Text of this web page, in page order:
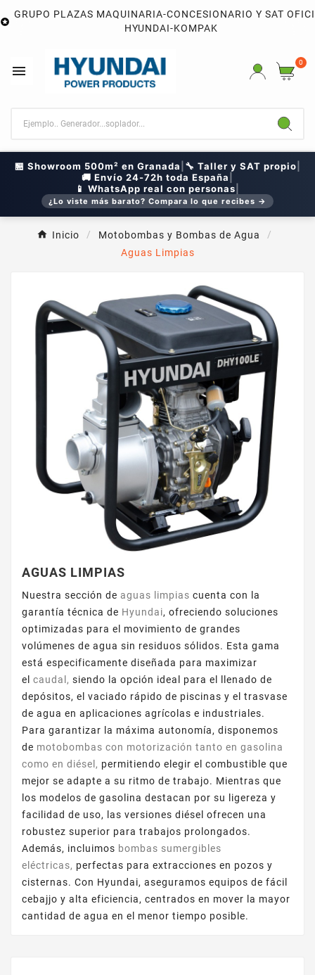

GRUPO PLAZAS MAQUINARIA-CONCESIONARIO Y SAT
HYUNDAI-KOMPAK

0
🏪 Showroom 500m² en Granada 🔧 Taller y SAT propio
🚚 Envío 24-72h toda España
📱 WhatsApp real con personas
¿Lo viste más barato? Compara lo que recibes →
Inicio
Motobombas y Bombas de Agua
Aguas Limpias
AGUAS LIMPIAS
Nuestra sección de aguas limpias cuenta con la
garantía técnica de Hyundai, ofreciendo soluciones
optimizadas para el movimiento de grandes
volúmenes de agua sin residuos sólidos. Esta gama
está especificamente diseñada para maximizar
el caudal, siendo la opción ideal para el llenado de
depósitos, el vaciado rápido de piscinas y el trasvase
de agua en aplicaciones agrícolas e industriales.
Para garantizar la máxima autonomía, disponemos
de motobombas con motorización tanto en gasolina
como en diésel, permitiendo elegir el combustible que
mejor se adapte a su ritmo de trabajo. Mientras que
los modelos de gasolina destacan por su ligereza y
facilidad de uso, las versiones diésel ofrecen una
robustez superior para trabajos prolongados.
Además, incluimos bombas sumergibles
eléctricas, perfectas para extracciones en pozos y
cisternas. Con Hyundai, aseguramos equipos de fácil
cebajjo y alta eficiencia, centrados en mover la mayor
cantidad de agua en el menor tiempo posible.